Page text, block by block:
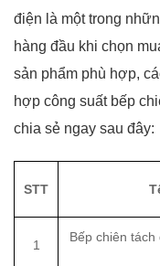
điện là một trong
hàng đầu khi chọn
sản phẩm phù hợp,
hợp công suất bếp
chia sẻ ngay sau đây:
STT
1
Bếp chiên tách